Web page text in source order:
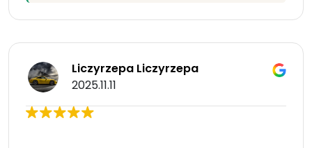
Liczyrzepa Liczyrzepa
2025.11.11